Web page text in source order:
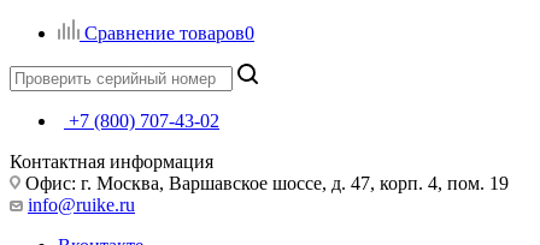
Сравнение товаров0
+7 (800) 707-43-02
Контактная информация
Офис: г. Москва, Варшавское шоссе, д. 47, корп. 4, пом. 19
info@ruike.ru